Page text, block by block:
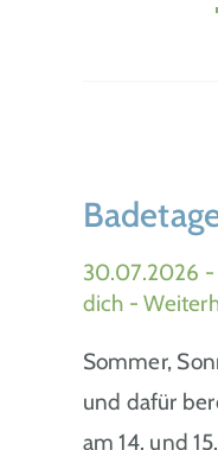
30.07.2026 -
dich -
Sommer,
und dafür
am 14. und